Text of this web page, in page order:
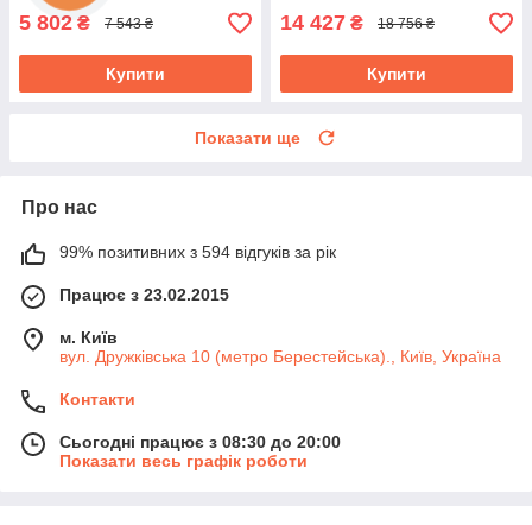
5 802 ₴ 7 543 ₴
Купити
14 427 ₴ 18 756 ₴
Купити
Показати ще
Про нас
99% позитивних з 594 відгуків за рік
Працює з 23.02.2015
м. Київ
вул. Дружківська 10 (метро Берестейська)., Київ, Україна
Контакти
Сьогодні працює з 08:30 до 20:00
Показати весь графік роботи